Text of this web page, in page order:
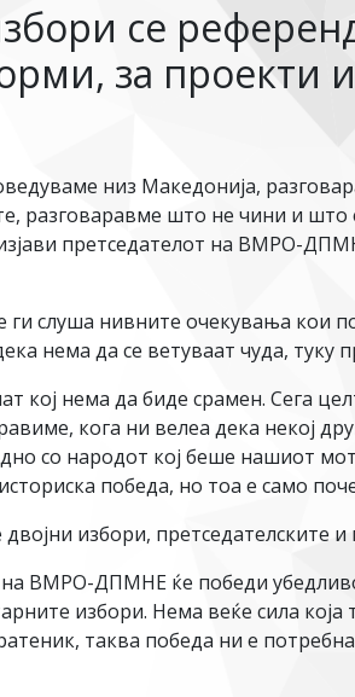
се
за проекти
низ Македонија,
разговаравме што не чини и
претседателот на ВМРО-
слуша нивните очекувања кои
нема да се ветуваат чуда, туку
нема да биде срамен. Сега
кога ни велеа дека некој
со народот кој беше нашиoт
победа, но тоа е само
избори, претседателските
на ВМРО-ДПМНЕ ќе победи
избори. Нема веќе сила која
таква победа ни е